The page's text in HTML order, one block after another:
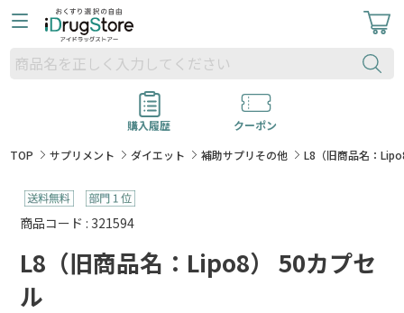
購入履歴
クーポン
TOP
サプリメント ダイエット 補助サプリその他 L8（旧商品名：
商品コード : 321594
L8（旧商品名：Lipo8） 50カプセ
ル